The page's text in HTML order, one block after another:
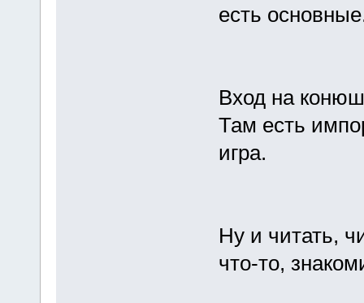
есть
Вход на
Там есть
игра.
Ну и читать,
что-то,